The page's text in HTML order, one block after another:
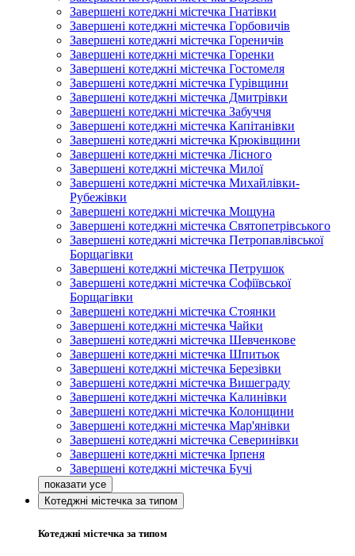
Завершені котеджні містечка Гнатівки
Завершені котеджні містечка Горбовичів
Завершені котеджні містечка Гореничів
Завершені котеджні містечка Горенки
Завершені котеджні містечка Гостомеля
Завершені котеджні містечка Гурівщини
Завершені котеджні містечка Дмитрівки
Завершені котеджні містечка Забуччя
Завершені котеджні містечка Капітанівки
Завершені котеджні містечка Крюківщини
Завершені котеджні містечка Лісного
Завершені котеджні містечка Милої
Завершені котеджні містечка Михайлівки-
Рубежівки
Завершені котеджні містечка Мощуна
Завершені котеджні містечка Святопетрівського
Завершені котеджні містечка Петропавлівської
Борщагівки
Завершені котеджні містечка Петрушок
Завершені котеджні містечка Софіївської
Борщагівки
Завершені котеджні містечка Стоянки
Завершені котеджні містечка Чайки
Завершені котеджні містечка Шевченкове
Завершені котеджні містечка Шпитьок
Завершені котеджні містечка Березівки
Завершені котеджні містечка Вишеграду
Завершені котеджні містечка Калинівки
Завершені котеджні містечка Колонщини
Завершені котеджні містечка Мар'янівки
Завершені котеджні містечка Северинівки
Завершені котеджні містечка Ірпеня
Завершені котеджні містечка Бучі
Котеджні містечка за типом
Котеджні містечка за типом